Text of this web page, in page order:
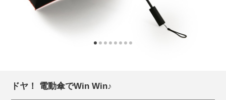
ドヤ！ 電動傘でWin Win♪